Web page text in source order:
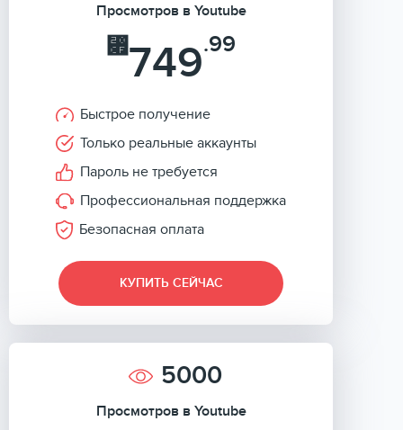
Просмотров в Youtube
⃏749.99
Быстрое получение
Только реальные аккаунты
Пароль не требуется
Профессиональная поддержка
Безопасная оплата
КУПИТЬ СЕЙЧАС
5000
Просмотров в Youtube